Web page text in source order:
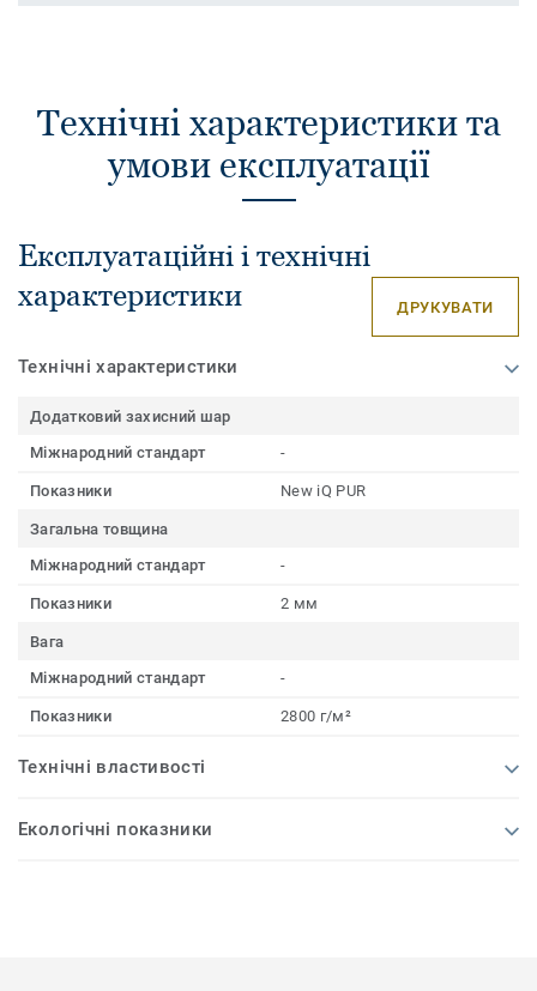
Технічні характеристики та
умови експлуатації
Експлуатаційні і технічні
характеристики
ДРУКУВАТИ
Технічні характеристики
Додатковий захисний шар
Міжнародний стандарт
-
Показники New iQ PUR
Загальна товщина
Міжнародний стандарт
-
Показники 2 мм
Вага
Міжнародний стандарт
-
Показники 2800 г/м²
Технічні властивості
Екологічні показники